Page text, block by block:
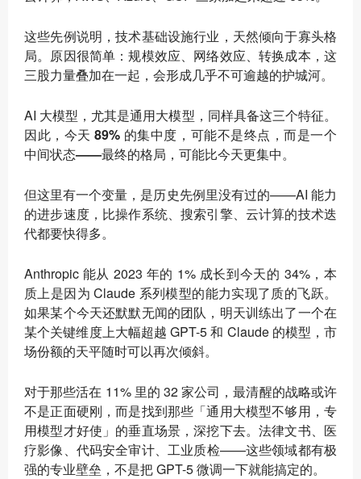
这些先例说明，技术基础设施行业，天然倾向于寡头格
局。原因很简单：规模效应、网络效应、转换成本，这
三股力量叠加在一起，会形成几乎不可逾越的护城河。
AI 大模型，尤其是通用大模型，同样具备这三个特征。
因此， 今天 89% 的集中度，可能不是终点，而是一个
中间状态——最终的格局，可能比今天更集中。
但这里有一个变量，是历史先例里没有过的——AI 能力
的进步速度，比操作系统、搜索引擎、云计算的技术迭
代都要快得多。
Anthropic 能从 2023 年的 1% 成长到今天的 34%，本
质上是因为 Claude 系列模型的能力实现了质的飞跃。
如果某个今天还默默无闻的团队，明天训练出了一个在
某个关键维度上大幅超越 GPT-5 和 Claude 的模型，市
场份额的天平随时可以再次倾斜。
对于那些活在 11% 里的 32 家公司，最清醒的战略或许
不是正面硬刚，而是找到那些「通用大模型不够用，专
用模型才好使」的垂直场景，深挖下去。法律文书、医
疗影像、代码安全审计、工业质检——这些领域都有极
强的专业壁垒，不是把 GPT-5 微调一下就能搞定的。